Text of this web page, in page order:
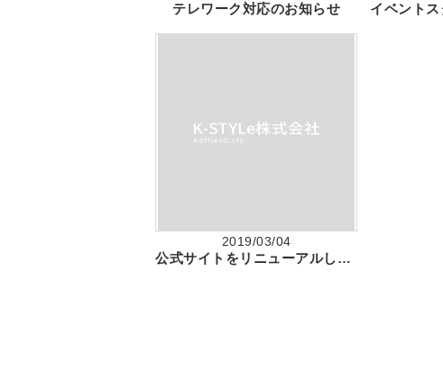
テレワーク対応のお知らせ
2019/03/04
公式サイトをリニューアルしました